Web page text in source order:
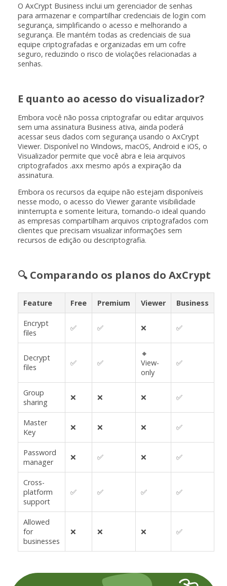
O AxCrypt Business inclui um gerenciador de senhas
para armazenar e compartilhar credenciais de login com
segurança, simplificando o acesso e melhorando a
segurança. Ele mantém todas as credenciais de sua
equipe criptografadas e organizadas em um cofre
seguro, reduzindo o risco de violações relacionadas a
senhas.
E quanto ao acesso do visualizador?
Embora você não possa criptografar ou editar arquivos
sem uma assinatura Business ativa, ainda poderá
acessar seus dados com segurança usando o AxCrypt
Viewer. Disponível no Windows, macOS, Android e iOS, o
Visualizador permite que você abra e leia arquivos
criptografados .axx mesmo após a expiração da
assinatura.
Embora os recursos da equipe não estejam disponíveis
nesse modo, o acesso do Viewer garante visibilidade
ininterrupta e somente leitura, tornando-o ideal quando
as empresas compartilham arquivos criptografados com
clientes que precisam visualizar informações sem
recursos de edição ou descriptografia.
🔍 Comparando os planos do AxCrypt
Feature Free Premium Viewer Business
Encrypt
files
✅ ✅ ❌ ✅
Decrypt
files
✅ ✅
🔸
View-
only
✅
Group
sharing
❌ ❌ ❌ ✅
Master
Key
❌ ❌ ❌ ✅
Password
manager
❌ ✅ ❌ ✅
Cross-
platform
support
✅ ✅ ✅ ✅
Allowed
for
businesses
❌ ❌ ❌ ✅